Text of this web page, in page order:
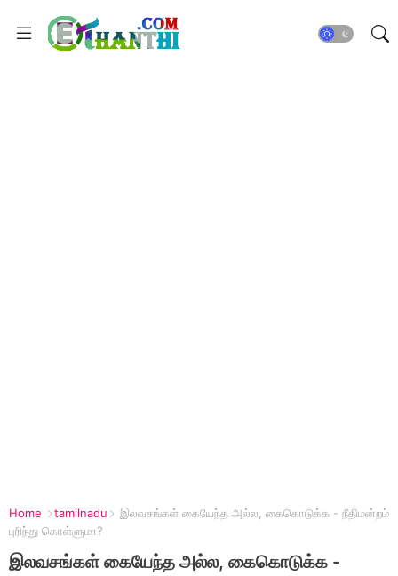
Home tamilnadu
இலவசங்கள் கையேந்த அல்ல, கைகொடுக்க - நீதிமன்றம்
புரிந்து கொள்ளுமா?
இலவசங்கள் கையேந்த அல்ல, கைகொடுக்க -